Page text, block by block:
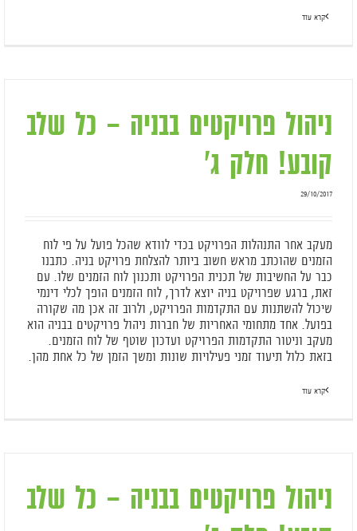
קרא עוד
ניהול פרויקטים בבניה – כל שלב
קובע! חלק ג'
29/10/2017
מעקב אחר התנהלות הפרויקט בכדי לוודא שהכל פועל על פי לוח
הזמנים שהוכתב מראש חשוב ביותר להצלחת פרויקט בניה. כתבנו
כבר על החשיבות של תכנית הפרויקט ותכנון לוח הזמנים שלו. עם
זאת, ברגע שפרויקט בניה יוצא לדרך, לוח הזמנים הופך לכלי דינמי
שיכול להשתנות עם התקדמות הפרויקט, ולרוב זה אכן מה שקורה
בפועל. אחד מתחומי האחריות של חברות ניהול פרויקטים בבניה הוא
מעקב וניטור התקדמות הפרויקט ועדכון שוטף של לוח הזמנים.
בזאת כלול תיעוד זמני פעילויות שונות ומשך הזמן של כל אחת מהן.
קרא עוד
ניהול פרויקטים בבניה – כל שלב